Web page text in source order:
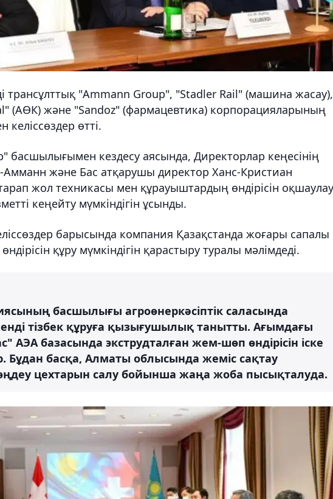
трансұлттық "Ammann Group", "Stadler Rail" (машина жасау),
(АӨК) және "Sandoz" (фармацевтика) корпорацияларының
өтті.
кездесу аясында, Директорлар кеңесінің
және Бас атқарушы директор Ханс-Кристиан
жол техникасы мен құрауыштардың өндірісін оқшаулау
кеңейту мүмкіндігін ұсынды.
барысында компания Қазақстанда жоғары сапалы
құру мүмкіндігін қарастыру туралы мәлімдеді.
басшылығы агроөнеркәсіптік саласында
тізбек құруға қызығушылық танытты. Ағымдағы
базасында экструдталған жем-шөп өндірісін іске
Бұдан басқа, Алматы облысында жеміс сақтау
цехтарын салу бойынша жаңа жоба пысықталуда.